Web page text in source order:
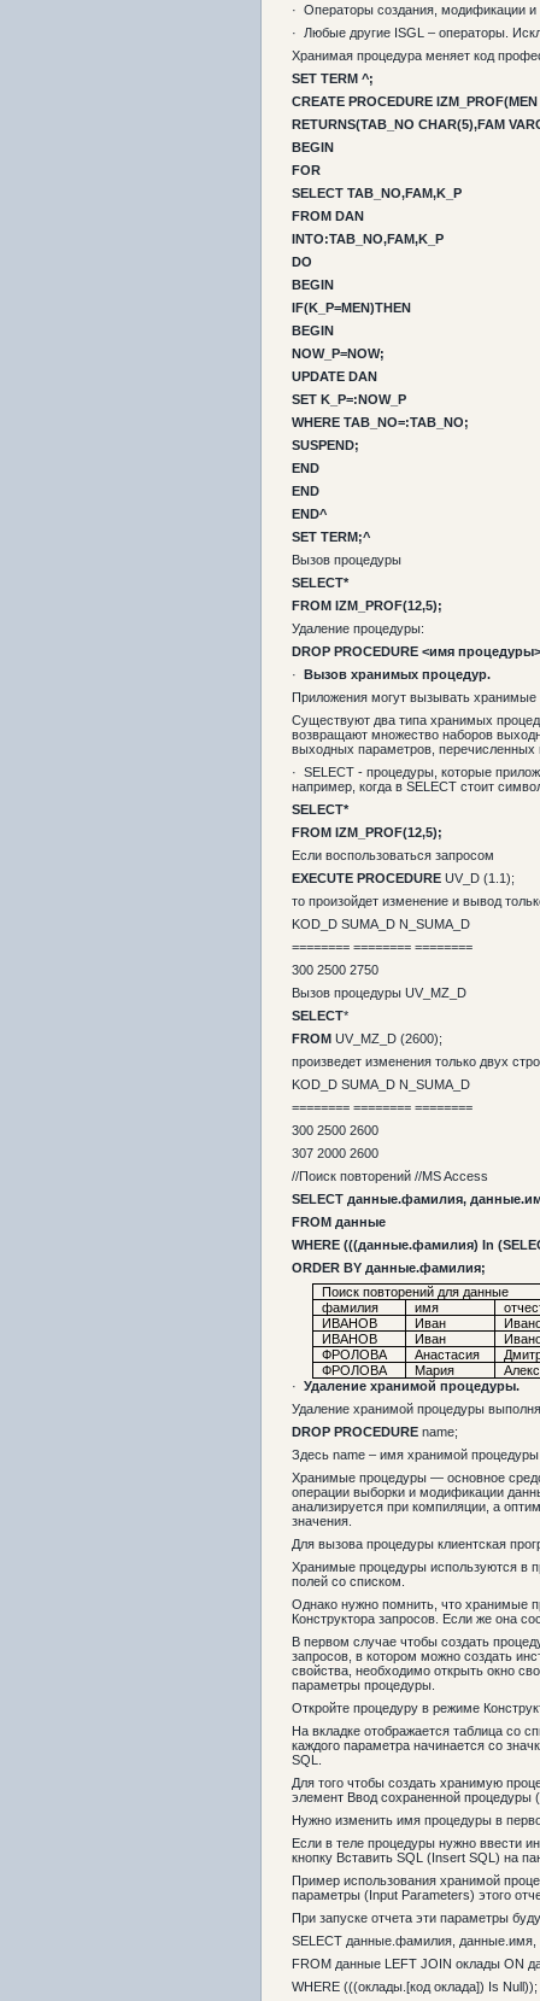
· Операторы создания, модификации
· Любые другие ISGL – операторы.
Хранимая процедура меняет код
SET TERM ^;
CREATE PROCEDURE
RETURNS(TAB_NO CHAR(5),FAM
BEGIN
FOR
SELECT TAB_NO,FAM,K_P
FROM DAN
INTO:TAB_NO,FAM,K_P
DO
BEGIN
IF(K_P=MEN)THEN
BEGIN
NOW_P=NOW;
UPDATE DAN
SET K_P=:NOW_P
WHERE TAB_NO=:TAB_NO;
SUSPEND;
END
END
END^
SET TERM;^
Вызов процедуры
SELECT*
FROM IZM_PROF(12,5);
Удаление процедуры:
DROP PROCEDURE <имя
· Вызов хранимых процедур.
Приложения могут вызывать
Существуют два типа хранимых
возвращают множество наборов
выходных параметров,
· SELECT - процедуры, которые
например, когда в SELECT стоит
SELECT*
FROM IZM_PROF(12,5);
Если воспользоваться запросом
EXECUTE PROCEDURE UV_D (1.1);
то произойдет изменение и вывод
KOD_D SUMA_D N_SUMA_D
======== ======== ========
300 2500 2750
Вызов процедуры UV_MZ_D
SELECT*
FROM UV_MZ_D (2600);
произведет изменения только двух
KOD_D SUMA_D N_SUMA_D
======== ======== ========
300 2500 2600
307 2000 2600
//Поиск повторений //MS Access
SELECT данные.фамилия,
FROM данные
WHERE (((данные.фамилия) In
ORDER BY данные.фамилия;
Поиск повторений для данные
фамилия
имя
ИВАНОВ
Иван
ИВАНОВ
Иван
ФРОЛОВА
Анастасия
ФРОЛОВА
Мария
· Удаление хранимой процедуры.
Удаление хранимой процедуры
DROP PROCEDURE name;
Здесь name – имя хранимой
Хранимые процедуры — основное
операции выборки и модификации
анализируется при компиляции, а
значения.
Для вызова процедуры клиентская
Хранимые процедуры используются в
полей со списком.
Однако нужно помнить, что хранимые
Конструктора запросов. Если же она
В первом случае чтобы создать
запросов, в котором можно создать
свойства, необходимо открыть окно
параметры процедуры.
Откройте процедуру в режиме
На вкладке отображается таблица со
каждого параметра начинается со
SQL.
Для того чтобы создать хранимую
элемент Ввод сохраненной процедуры
Нужно изменить имя процедуры в
Если в теле процедуры нужно ввести
кнопку Вставить SQL (Insert SQL) на
Пример использования хранимой
параметры (Input Parameters) этого
При запуске отчета эти параметры
SELECT данные.фамилия, данные.имя,
FROM данные LEFT JOIN оклады ON
WHERE (((оклады.[код оклада]) Is Null));